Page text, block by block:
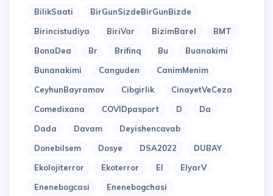
BilikSaati
BirGunSizdeBirGunBizde
Birincistudiya
BiriVar BizimBarel
BMT
BonaDea
Br Brifinq Bu
Buanakimi
Bunanakimi
Canguden
CanimMenim
CeyhunBayramov
Cibgirlik
CinayetVeCeza
Comedixana
COVIDpasport D
Da
Dada
Davam
Deyishencavab
Donebilsem
Dosye DSA2022
DUBAY
Ekolojiterror
Ekoterror El
ElyarV
Enenebogcasi
Enenebogchasi